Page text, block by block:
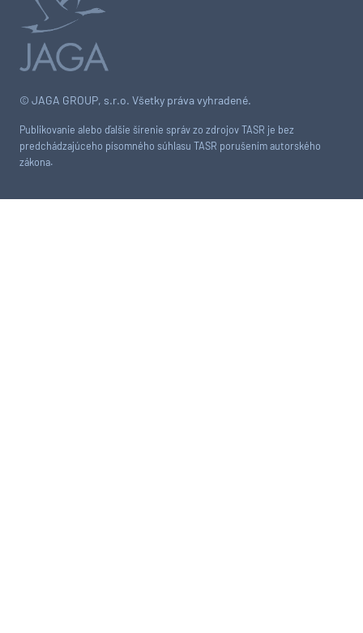
© JAGA GROUP, s.r.o. Všetky práva vyhradené.
Publikovanie alebo ďalšie šírenie správ zo zdrojov TASR je bez
predchádzajúceho písomného súhlasu TASR porušením autorského
zákona.